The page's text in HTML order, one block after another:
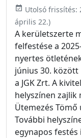
event_available Utolsó frissítés:
április 22.)
A kerületszerte
felfestése a
nyertes
június 30.
a JGK Zrt. A
helyszínen zajlik
Ütemezés
További
egynapos